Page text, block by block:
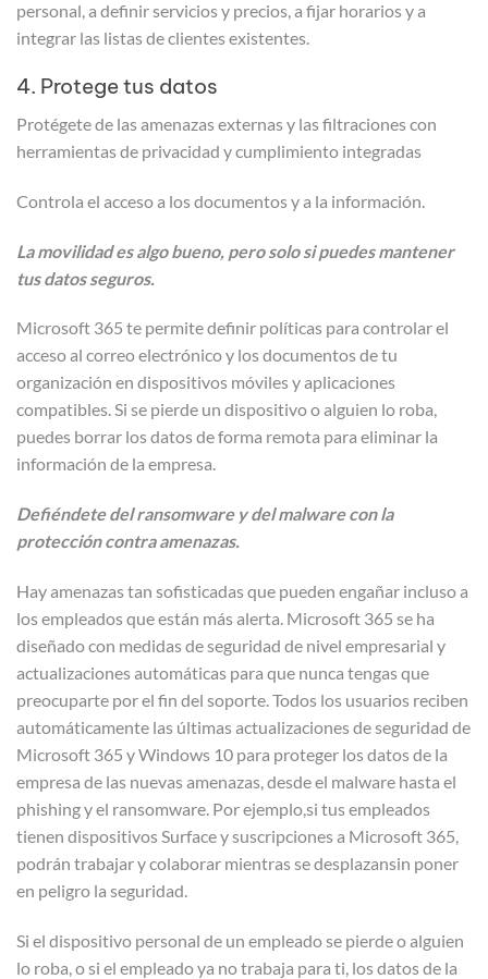
personal, a definir servicios y precios, a fijar horarios y a
integrar las listas de clientes existentes.
4. Protege tus datos
Protégete de las amenazas externas y las filtraciones con
herramientas de privacidad y cumplimiento integradas
Controla el acceso a los documentos y a la información.
La movilidad es algo bueno, pero solo si puedes mantener
tus datos seguros.
Microsoft 365 te permite definir políticas para controlar el
acceso al correo electrónico y los documentos de tu
organización en dispositivos móviles y aplicaciones
compatibles. Si se pierde un dispositivo o alguien lo roba,
puedes borrar los datos de forma remota para eliminar la
información de la empresa.
Defiéndete del ransomware y del malware con la
protección contra amenazas.
Hay amenazas tan sofisticadas que pueden engañar incluso a
los empleados que están más alerta. Microsoft 365 se ha
diseñado con medidas de seguridad de nivel empresarial y
actualizaciones automáticas para que nunca tengas que
preocuparte por el fin del soporte. Todos los usuarios reciben
automáticamente las últimas actualizaciones de seguridad de
Microsoft 365 y Windows 10 para proteger los datos de la
empresa de las nuevas amenazas, desde el malware hasta el
phishing y el ransomware. Por ejemplo,si tus empleados
tienen dispositivos Surface y suscripciones a Microsoft 365,
podrán trabajar y colaborar mientras se desplazansin poner
en peligro la seguridad.
Si el dispositivo personal de un empleado se pierde o alguien
lo roba, o si el empleado ya no trabaja para ti, los datos de la